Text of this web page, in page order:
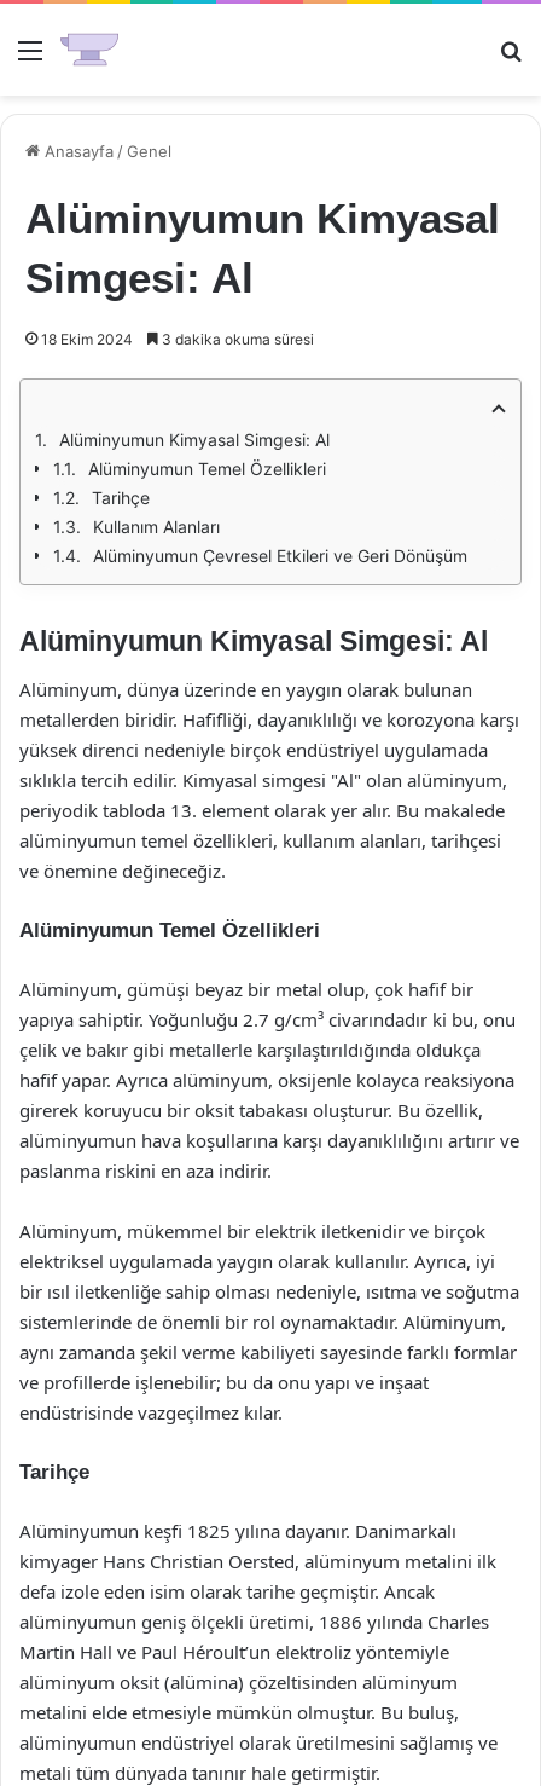
Menü
Anasayfa /Genel
Alüminyumun Kimyasal
Simgesi: Al
18 Ekim 2024 3 dakika okuma süresi
Alüminyumun Kimyasal Simgesi: Al
Alüminyumun Temel Özellikleri
Tarihçe
Kullanım Alanları
Alüminyumun Çevresel Etkileri ve Geri Dönüşüm
Alüminyumun Kimyasal Simgesi: Al
Alüminyum, dünya üzerinde en yaygın olarak bulunan
metallerden biridir. Hafifliği, dayanıklılığı ve korozyona karşı
yüksek direnci nedeniyle birçok endüstriyel uygulamada
sıklıkla tercih edilir. Kimyasal simgesi "Al" olan alüminyum,
periyodik tabloda 13. element olarak yer alır. Bu makalede
alüminyumun temel özellikleri, kullanım alanları, tarihçesi
ve önemine değineceğiz.
Alüminyumun Temel Özellikleri
Alüminyum, gümüşi beyaz bir metal olup, çok hafif bir
yapıya sahiptir. Yoğunluğu 2.7 g/cm³ civarındadır ki bu, onu
çelik ve bakır gibi metallerle karşılaştırıldığında oldukça
hafif yapar. Ayrıca alüminyum, oksijenle kolayca reaksiyona
girerek koruyucu bir oksit tabakası oluşturur. Bu özellik,
alüminyumun hava koşullarına karşı dayanıklılığını artırır ve
paslanma riskini en aza indirir.
Alüminyum, mükemmel bir elektrik iletkenidir ve birçok
elektriksel uygulamada yaygın olarak kullanılır. Ayrıca, iyi
bir ısıl iletkenliğe sahip olması nedeniyle, ısıtma ve soğutma
sistemlerinde de önemli bir rol oynamaktadır. Alüminyum,
aynı zamanda şekil verme kabiliyeti sayesinde farklı formlar
ve profillerde işlenebilir; bu da onu yapı ve inşaat
endüstrisinde vazgeçilmez kılar.
Tarihçe
Alüminyumun keşfi 1825 yılına dayanır. Danimarkalı
kimyager Hans Christian Oersted, alüminyum metalini ilk
defa izole eden isim olarak tarihe geçmiştir. Ancak
alüminyumun geniş ölçekli üretimi, 1886 yılında Charles
Martin Hall ve Paul Héroult’un elektroliz yöntemiyle
alüminyum oksit (alümina) çözeltisinden alüminyum
metalini elde etmesiyle mümkün olmuştur. Bu buluş,
alüminyumun endüstriyel olarak üretilmesini sağlamış ve
metali tüm dünyada tanınır hale getirmiştir.